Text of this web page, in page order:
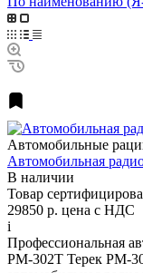
Автомобильные
Автомобильная
В наличии
Товар
29850 р. цена с НДС
i
Профессиональная
РМ-302Т Терек РМ-